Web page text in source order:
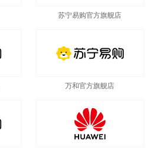
苏宁易购官方旗舰店
万和官方旗舰店